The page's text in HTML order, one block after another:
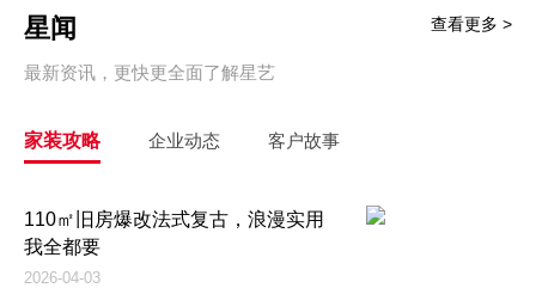
星闻
最新资讯，更快更全面了解星艺
查看更多 >
家装攻略 企业动态 客户故事
110㎡旧房爆改法式复古，浪漫实用
我全都要
2026-04-03